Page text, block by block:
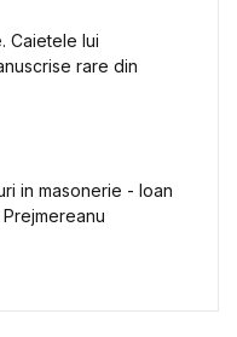
Caietele lui
rare din
in masonerie - Ioan